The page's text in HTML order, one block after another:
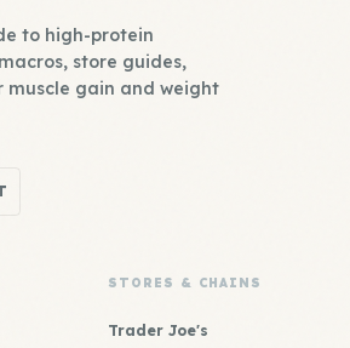
to high-protein
store guides,
muscle gain and weight
STORES & CHAINS
Trader Joe's